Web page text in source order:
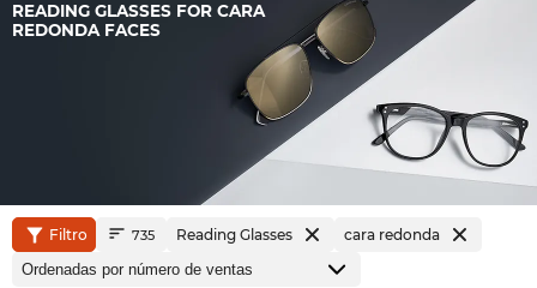
READING GLASSES FOR CARA
REDONDA FACES
Filtro 735 Reading Glasses cara redonda